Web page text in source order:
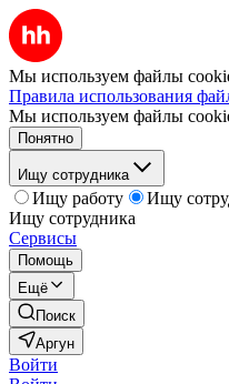
Мы используем файлы
Правила использования
Мы используем файлы
Понятно
Ищу сотрудника
Ищу работу
Ищу
Ищу сотрудника
Сервисы
Помощь
Ещё
Поиск
Аргун
Войти